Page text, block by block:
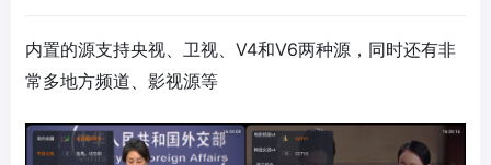
内置的源支持央视、卫视、V4和V6两种源，同时还有非
常多地方频道、影视源等